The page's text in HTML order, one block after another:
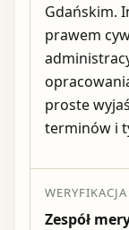
Gdańskim.
prawem
proste
terminów i
Zespół